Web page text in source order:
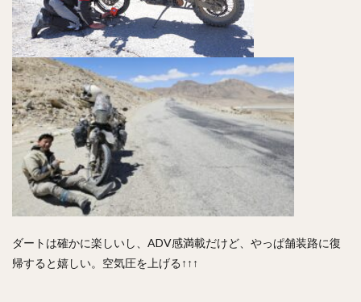
ダートは確かに楽しいし、ADV感満載だけど、やっぱ舗装路に復
帰すると嬉しい。空気圧を上げる↑↑↑